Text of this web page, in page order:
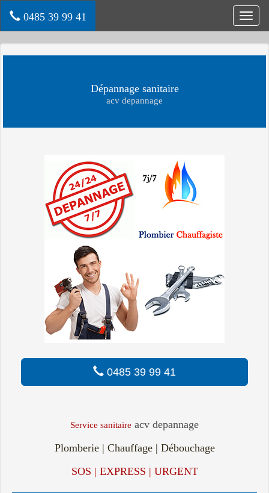
0485 39 99 41
Dépannage sanitaire
acv depannage
0485 39 99 41
Service sanitaire acv depannage
Plomberie | Chauffage | Débouchage
SOS | EXPRESS | URGENT